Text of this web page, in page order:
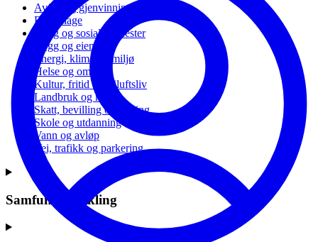
Avfall og gjenvinning
Barnehage
Bolig og sosiale tjenester
Bygg og eiendom
Energi, klima og miljø
Helse og omsorg
Kultur, fritid og friluftsliv
Landbruk og natur
Skatt, bevilling og næring
Skole og utdanning
Vann og avløp
Vei, trafikk og parkering
Samfunnsutvikling